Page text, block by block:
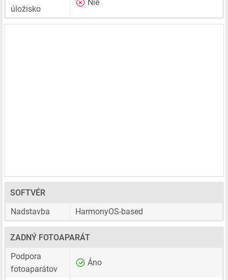
úložisko
Nie
SOFTVÉR
Nadstavba
HarmonyOS-based
ZADNÝ FOTOAPARÁT
Podpora
fotoaparátov
Áno